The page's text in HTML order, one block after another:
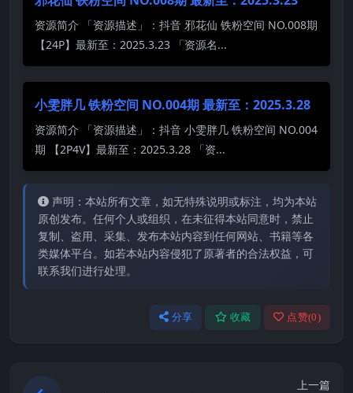
资源简介 「资源描述」：抖音 邪花仙 铁粉空间 NO.008期
【24P】最新至：2025.3.23 「资源名...
小雯胖几 铁粉空间 NO.004期 最新至：2025.3.28
资源简介 「资源描述」：抖音 小雯胖几 铁粉空间 NO.004
期 【2P4V】最新至：2025.3.28 「资...
声明：本站所有文章，如无特殊说明或标注，均为本站
原创发布。任何个人或组织，在未征得本站同意时，禁止
复制、盗用、采集、发布本站内容到任何网站、书籍等各
类媒体平台。如若本站内容侵犯了原著者的合法权益，可
联系我们进行处理。
分享 收藏 点赞(0)
上一篇